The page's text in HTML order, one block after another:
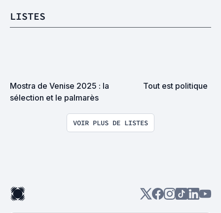
LISTES
Mostra de Venise 2025 : la
sélection et le palmarès
Tout est politique
VOIR PLUS DE LISTES